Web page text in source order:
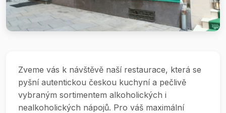
Zveme vás k návštěvě naší restaurace, která se
pyšní autentickou českou kuchyní a pečlivě
vybraným sortimentem alkoholických i
nealkoholických nápojů. Pro váš maximální